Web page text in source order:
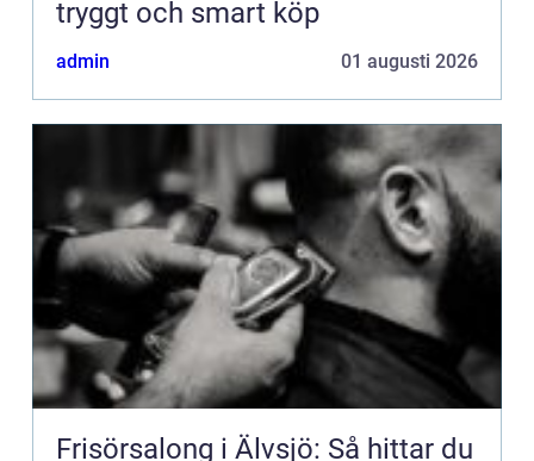
tryggt och smart köp
admin 01 augusti 2026
Frisörsalong i Älvsjö: Så hittar du